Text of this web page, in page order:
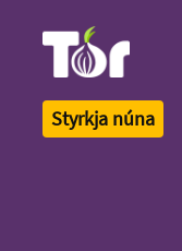
Styrkja núna